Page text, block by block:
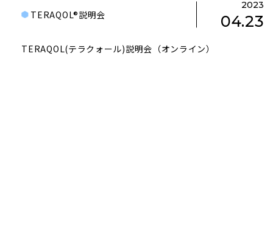
TERAQOL®説明会
2023
04.23
TERAQOL(テラクォール)説明会（オンライン）